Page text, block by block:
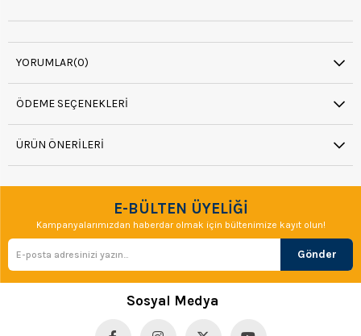
YORUMLAR(0)
ÖDEME SEÇENEKLERI
ÜRÜN ÖNERILERI
E-BÜLTEN ÜYELİĞİ
Kampanyalarımızdan haberdar olmak için bültenimize kayıt olun!
Gönder
Sosyal Medya